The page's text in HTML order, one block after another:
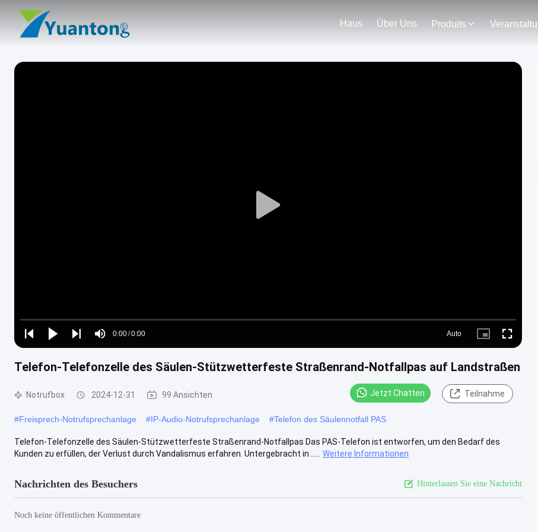
Haus Über Uns Produits
Play
Play
Play
Play
Mute
Time
0:00/0:00
Loaded:
0%
Auto
Picture- Fullscreen
Telefon-Telefonzelle des Säulen-Stützwetterfeste Straßenrand-Notfallpas auf Landstraßen
Notrufbox 2024-12-31 99 Ansichten Jetzt Chatten Teilnahme
#Freisprech-Notrufsprechanlage #IP-Audio-Notrufsprechanlage #Telefon des Säulennotfall PAS
Telefon-Telefonzelle des Säulen-Stützwetterfeste Straßenrand-Notfallpas Das PAS-Telefon ist entworfen, um den Bedarf des
Kunden zu erfüllen, der Verlust durch Vandalismus erfahren. Untergebracht in .....
Weitere Informationen
Nachrichten des Besuchers Hinterlassen Sie eine Nachricht
Noch keine öffentlichen Kommentare